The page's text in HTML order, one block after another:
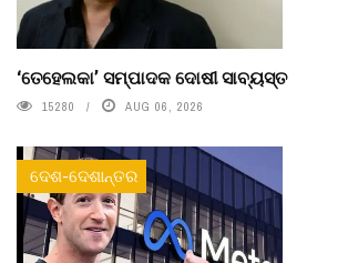
‘ତେହେଲକା’ ସମ୍ପାଦକ ଦୋଷୀ ସାବ୍ୟସ୍ତ
15280 AUG 06, 2026
ଦେଶ-ଦେଶାନ୍ତର